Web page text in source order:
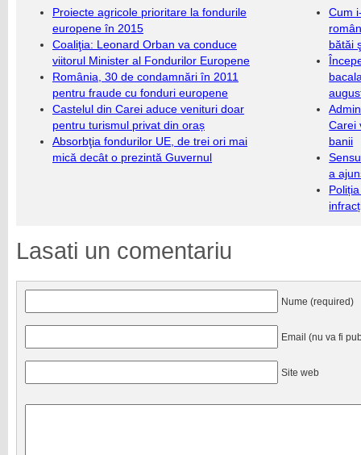
Proiecte agricole prioritare la fondurile
europene în 2015
Coaliţia: Leonard Orban va conduce
viitorul Minister al Fondurilor Europene
România, 30 de condamnări în 2011
pentru fraude cu fonduri europene
Castelul din Carei aduce venituri doar
pentru turismul privat din oraș
Absorbţia fondurilor UE, de trei ori mai
mică decât o prezintă Guvernul
Cum
bătăi
Carei
banii
a
Lasati un comentariu
Nume (required)
Email (nu va fi
Site web